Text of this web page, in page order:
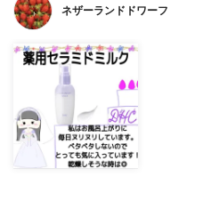
ネザーランドドワーフ